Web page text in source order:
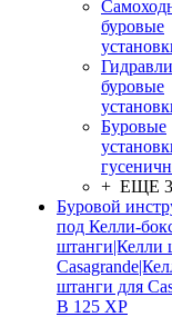
буровые
буровые
Буровые
+ ЕЩЕ 3
Буровой
под Келли-
штанги|Келли
штанги для
B 125 XP